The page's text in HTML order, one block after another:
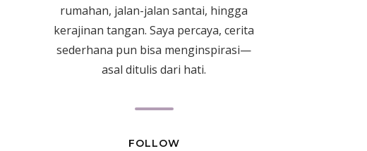
rumahan, jalan-jalan santai, hingga
kerajinan tangan. Saya percaya, cerita
sederhana pun bisa menginspirasi—
asal ditulis dari hati.
FOLLOW